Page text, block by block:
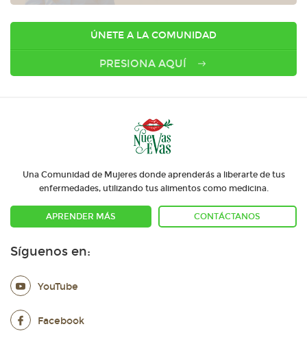
ÚNETE A LA COMUNIDAD
PRESIONA AQUÍ
Una Comunidad de Mujeres donde aprenderás a liberarte de tus
enfermedades, utilizando tus alimentos como medicina.
APRENDER MÁS CONTÁCTANOS
Síguenos en:
YouTube
Facebook